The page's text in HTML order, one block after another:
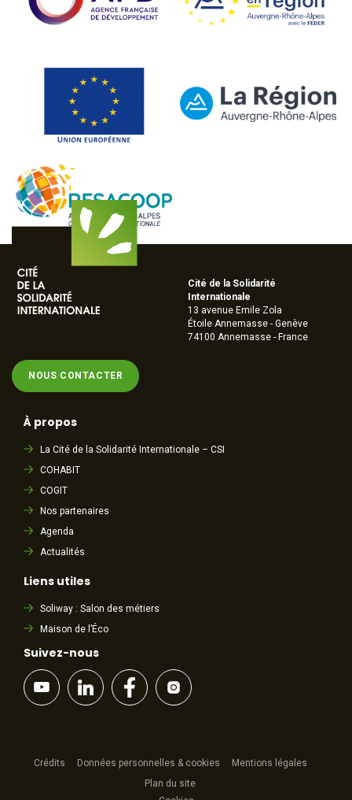
NOUS CONTACTER
Cité de la Solidarité
Internationale
13 avenue Emile Zola
Étoile Annemasse - Genève
74100 Annemasse - France
À propos
La Cité de la Solidarité Internationale – CSI
COHABIT
COGIT
Nos partenaires
Agenda
Actualités
Liens utiles
Soliway : Salon des métiers
Maison de l’Éco
Suivez-nous
Crédits Données personnelles & cookies
Mentions légales
Plan du site